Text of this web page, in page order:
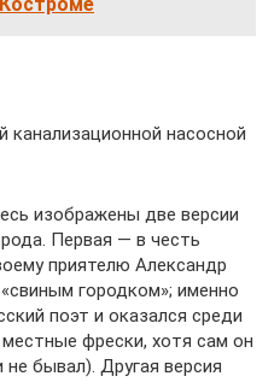
канализационной насосной
изображены две версии
Первая — в честь
приятелю Александр
городком»; именно
поэт и оказался среди
фрески, хотя сам он
бывал). Другая версия